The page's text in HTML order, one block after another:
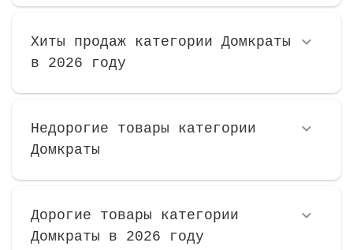
Хиты продаж категории Домкраты
в 2026 году
Недорогие товары категории
Домкраты
Дорогие товары категории
Домкраты в 2026 году